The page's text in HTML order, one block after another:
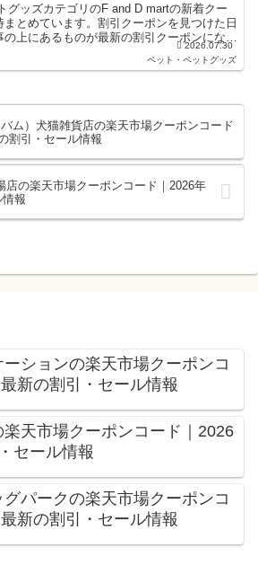
グッズカテゴリのF and D martの新着クー
とめています。割引クーポンを見つけた日
上にあるものが最新の割引クーポンになり
2026.07.30
ペット・ペットグッズ
ム）犬猫雑貨店の楽天市場クーポンコード
割引・セール情報
店の楽天市場クーポンコード｜2026年
報
ションの楽天市場クーポンコ
新の割引・セール情報
天市場クーポンコード｜2026
セール情報
パークの楽天市場クーポンコ
新の割引・セール情報